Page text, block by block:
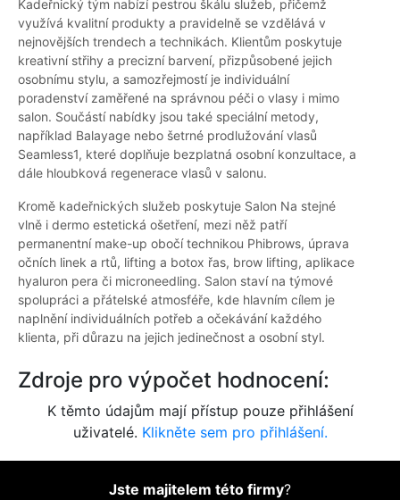
Kadeřnický tým nabízí pestrou škálu služeb, přičemž
využívá kvalitní produkty a pravidelně se vzdělává v
nejnovějších trendech a technikách. Klientům poskytuje
kreativní střihy a precizní barvení, přizpůsobené jejich
osobnímu stylu, a samozřejmostí je individuální
poradenství zaměřené na správnou péči o vlasy i mimo
salon. Součástí nabídky jsou také speciální metody,
například Balayage nebo šetrné prodlužování vlasů
Seamless1, které doplňuje bezplatná osobní konzultace, a
dále hloubková regenerace vlasů v salonu.
Kromě kadeřnických služeb poskytuje Salon Na stejné
vlně i dermo estetická ošetření, mezi něž patří
permanentní make-up obočí technikou Phibrows, úprava
očních linek a rtů, lifting a botox řas, brow lifting, aplikace
hyaluron pera či microneedling. Salon staví na týmové
spolupráci a přátelské atmosféře, kde hlavním cílem je
naplnění individuálních potřeb a očekávání každého
klienta, při důrazu na jejich jedinečnost a osobní styl.
Zdroje pro výpočet hodnocení:
K těmto údajům mají přístup pouze přihlášení
uživatelé. Klikněte sem pro přihlášení.
Jste majitelem této firmy?